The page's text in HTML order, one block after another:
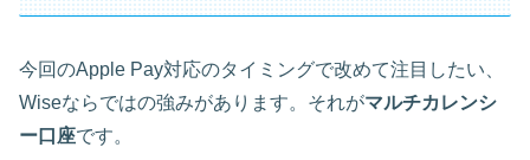
今回のApple Pay対応のタイミングで改めて注目したい、
Wiseならではの強みがあります。それがマルチカレンシ
ー口座です。